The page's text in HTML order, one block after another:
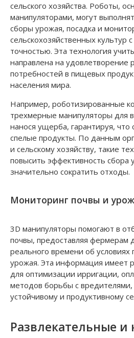
сельского хозяйства. Роботы,
манипуляторами, могут
сборы урожая, посадка и
сельскохозяйственных культур
точностью. Эта технология
направлена ​​на удовлетворение
потребностей в пищевых
населения мира.
Например, роботизированные
трехмерные манипуляторы для
нанося ущерба, гарантируя, что
спелые продукты. По данным
и сельскому хозяйству, такие
повысить эффективность сбора
значительно сократить отходы.
Мониторинг почвы и
3D манипуляторы помогают в
почвы, предоставляя фермерам
реального времени об
урожая. Эта информация
для оптимизации ирригации,
методов борьбы с вредителями,
устойчивому и продуктивному
Развлекательные и